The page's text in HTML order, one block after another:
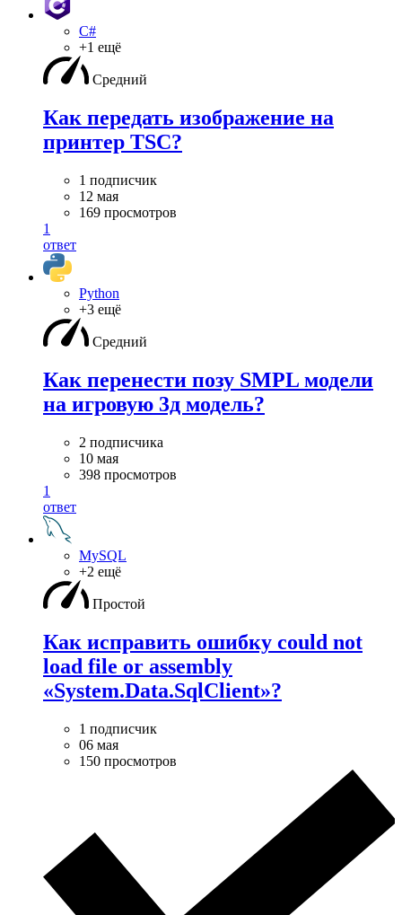
C#
+1 ещё
Средний
Как передать изображение на
принтер TSC?
1 подписчик
12 мая
169 просмотров
1
ответ
Python
+3 ещё
Средний
Как перенести позу SMPL модели
на игровую 3д модель?
2 подписчика
10 мая
398 просмотров
1
ответ
MySQL
+2 ещё
Простой
Как исправить ошибку could not
load file or assembly
«System.Data.SqlClient»?
1 подписчик
06 мая
150 просмотров